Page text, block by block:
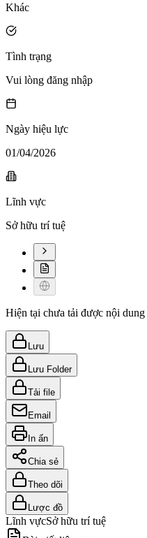
Khác
Tình trạng
Vui lòng đăng nhập
Ngày hiệu lực
01/04/2026
Lĩnh vực
Sở hữu trí tuệ
Hiện tại chưa tải được nội
Lưu
Lưu Folder
Tải file
Email
In ấn
Chia sẻ
Theo dõi
Lược đồ
Lĩnh vựcSở hữu trí tuệ